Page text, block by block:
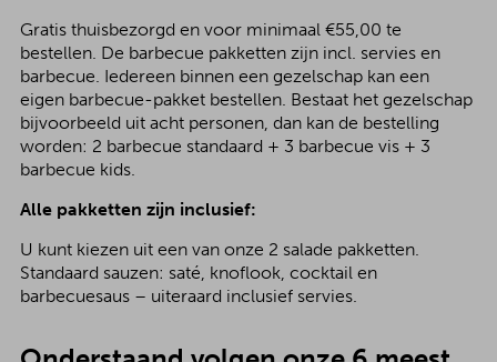
Gratis thuisbezorgd en voor minimaal €55,00 te
bestellen. De barbecue pakketten zijn incl. servies en
barbecue. Iedereen binnen een gezelschap kan een
eigen barbecue-pakket bestellen. Bestaat het gezelschap
bijvoorbeeld uit acht personen, dan kan de bestelling
worden: 2 barbecue standaard + 3 barbecue vis + 3
barbecue kids.
Alle pakketten zijn inclusief:
U kunt kiezen uit een van onze 2 salade pakketten.
Standaard sauzen: saté, knoflook, cocktail en
barbecuesaus – uiteraard inclusief servies.